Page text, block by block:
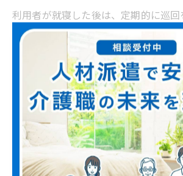
利用者が就寝した後は、定期的に巡
やトイレ誘導、体位変換などを実施し
急対応や記録業務に集中しつつ、利用
とが求められます。
明け方には起床介助や朝食準備、日勤
送りが業務の中心となります。夜勤専
数で多様な業務を担うため、的確な時
ークが不可欠です。